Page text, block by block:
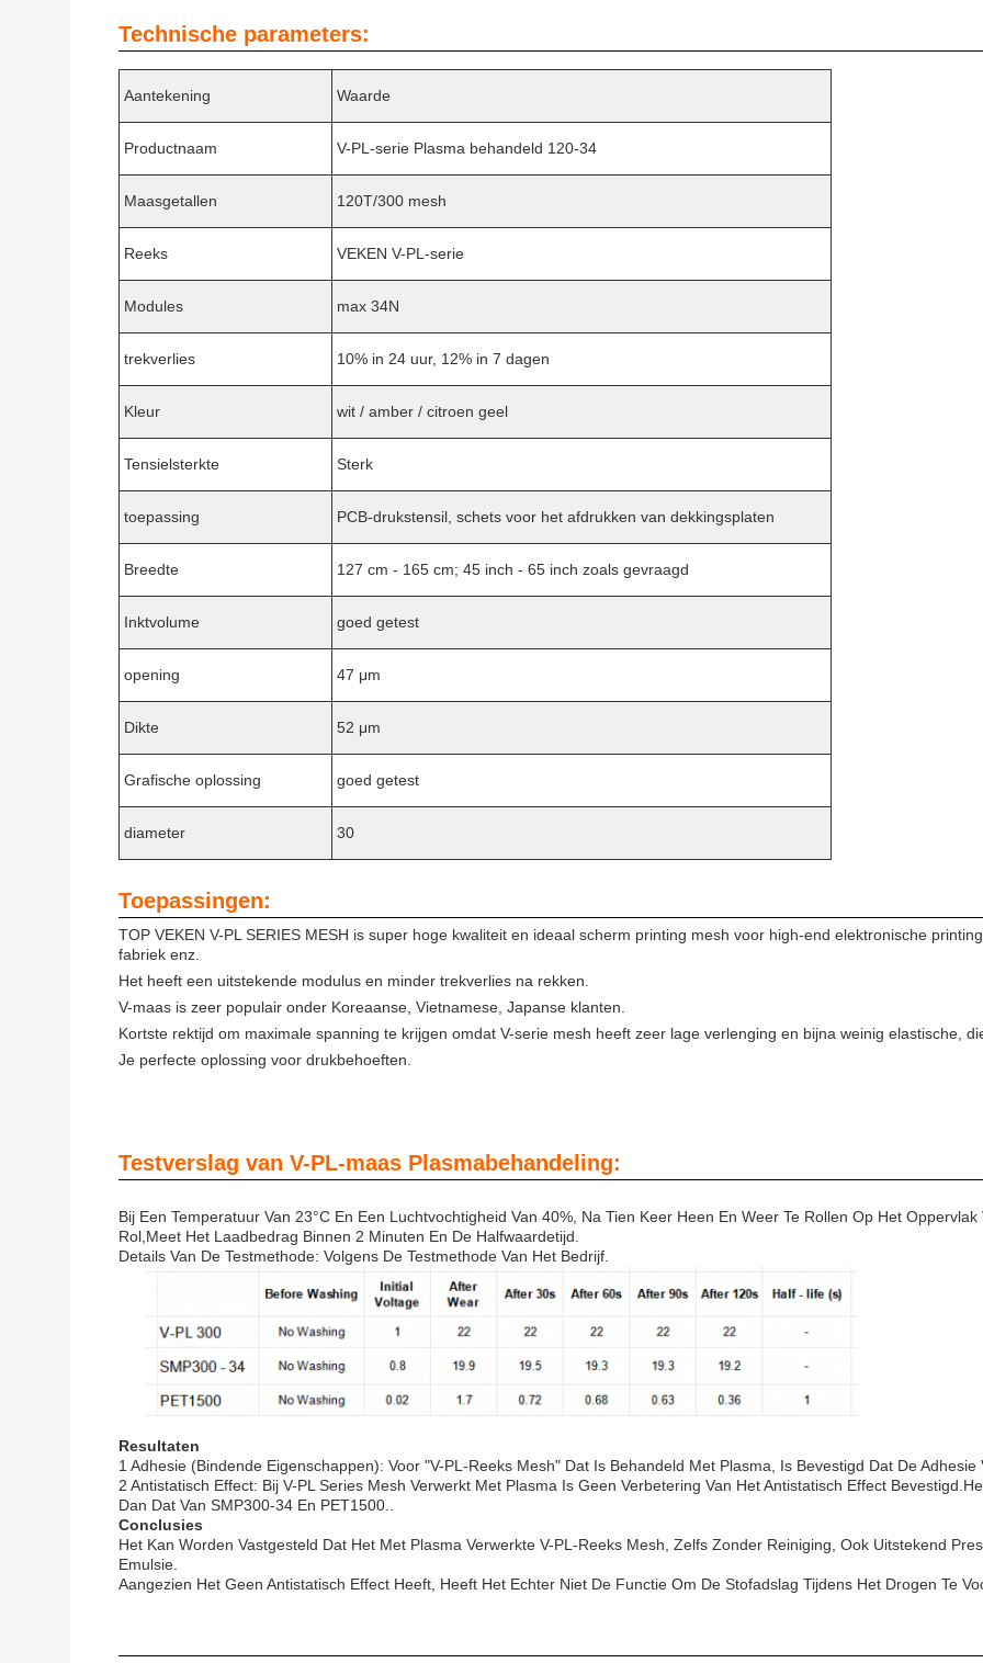
Technische parameters:
Aantekening Waarde
Productnaam V-PL-serie Plasma behandeld 120-34
Maasgetallen 120T/300 mesh
Reeks VEKEN V-PL-serie
Modules max 34N
trekverlies 10% in 24 uur, 12% in 7 dagen
Kleur wit / amber / citroen geel
Tensielsterkte Sterk
toepassing PCB-drukstensil, schets voor het afdrukken van dekkingsplaten
Breedte 127 cm - 165 cm; 45 inch - 65 inch zoals gevraagd
Inktvolume goed getest
opening 47 μm
Dikte 52 μm
Grafische oplossing goed getest
diameter 30
Toepassingen:
TOP VEKEN V-PL SERIES MESH is super hoge kwaliteit en ideaal scherm printing mesh voor high-end elektronische
fabriek enz.
Het heeft een uitstekende modulus en minder trekverlies na rekken.
V-maas is zeer populair onder Koreaanse, Vietnamese, Japanse klanten.
Kortste rektijd om maximale spanning te krijgen omdat V-serie mesh heeft zeer lage verlenging en bijna weinig elastische,
Je perfecte oplossing voor drukbehoeften.
Testverslag van V-PL-maas Plasmabehandeling:
Bij Een Temperatuur Van 23°C En Een Luchtvochtigheid Van 40%, Na Tien Keer Heen En Weer Te Rollen Op Het
Rol,meet Het Laadbedrag Binnen 2 Minuten En De Halfwaardetijd.
Details Van De Testmethode: Volgens De Testmethode Van Het Bedrijf.
Resultaten
1 Adhesie (bindende Eigenschappen): Voor "V-PL-Reeks Mesh" Dat Is Behandeld Met Plasma, Is Bevestigd Dat De Adhesie
2 Antistatisch Effect: Bij V-PL Series Mesh Verwerkt Met Plasma Is Geen Verbetering Van Het Antistatisch Effect
Dan Dat Van SMP300-34 En PET1500..
Conclusies
Het Kan Worden Vastgesteld Dat Het Met Plasma Verwerkte V-PL-Reeks Mesh, Zelfs Zonder Reiniging, Ook Uitstekend
Emulsie.
Aangezien Het Geen Antistatisch Effect Heeft, Heeft Het Echter Niet De Functie Om De Stofadslag Tijdens Het Drogen Te